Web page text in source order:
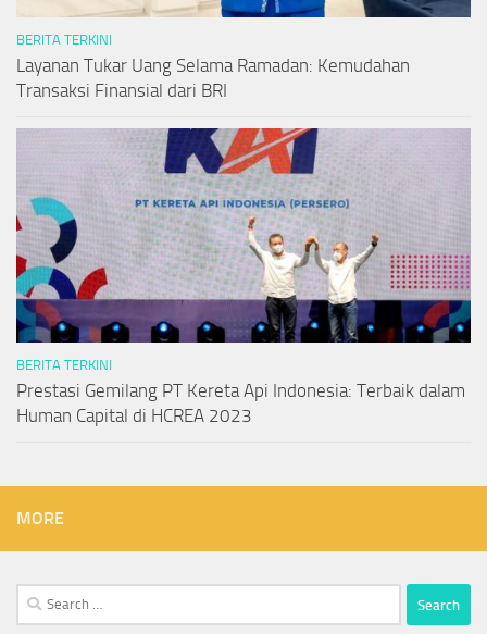
BERITA TERKINI
Layanan Tukar Uang Selama Ramadan: Kemudahan
Transaksi Finansial dari BRI
BERITA TERKINI
Prestasi Gemilang PT Kereta Api Indonesia: Terbaik dalam
Human Capital di HCREA 2023
MORE
Search
for: